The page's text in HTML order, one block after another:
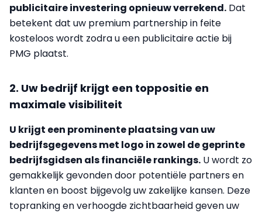
publicitaire investering opnieuw verrekend. Dat
betekent dat uw premium partnership in feite
kosteloos wordt zodra u een publicitaire actie bij
PMG plaatst.
2. Uw bedrijf krijgt een toppositie en
maximale visibiliteit
U krijgt een prominente plaatsing van uw
bedrijfsgegevens met logo in zowel de geprinte
bedrijfsgidsen als financiële rankings. U wordt zo
gemakkelijk gevonden door potentiële partners en
klanten en boost bijgevolg uw zakelijke kansen. Deze
topranking en verhoogde zichtbaarheid geven uw